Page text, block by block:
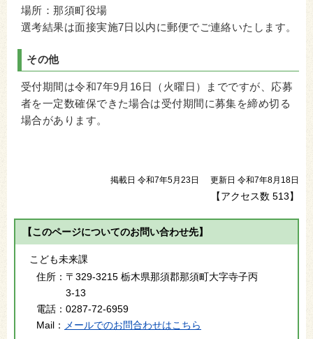
場所：那須町役場
選考結果は面接実施7日以内に郵便でご連絡いたします。
その他
受付期間は令和7年9月16日（火曜日）までですが、応募
者を一定数確保できた場合は受付期間に募集を締め切る
場合があります。
掲載日 令和7年5月23日 更新日 令和7年8月18日
【アクセス数 513】
【このページについてのお問い合わせ先】
こども未来課
住所： 〒329-3215 栃木県那須郡那須町大字寺子丙
3-13
電話： 0287-72-6959
Mail：
メールでのお問合わせはこちら